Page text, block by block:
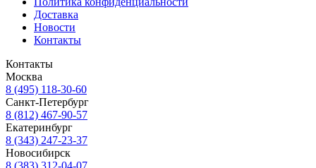
Доставка
Новости
Контакты
Контакты
Москва
8 (495) 118-30-60
Санкт-Петербург
8 (812) 467-90-57
Екатеринбург
8 (343) 247-23-37
Новосибирск